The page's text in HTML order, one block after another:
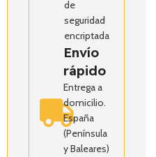
de
seguridad
encriptada
Envío
rápido
Entrega a
domicilio.
España
(Península
y Baleares)